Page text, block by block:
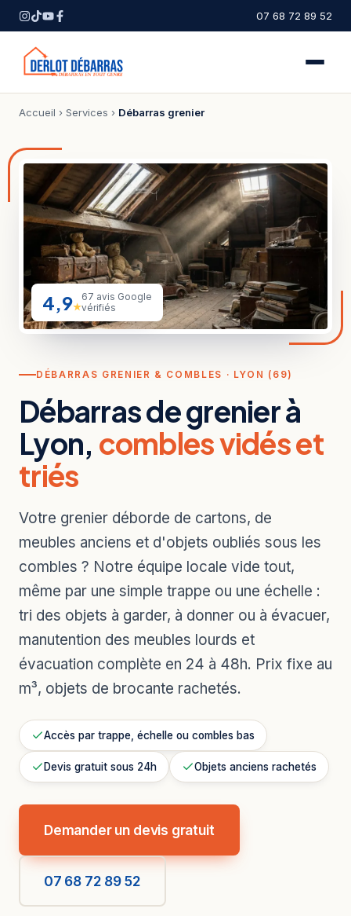
07 68 72 89 52
Accueil › Services › Débarras grenier
DÉBARRAS GRENIER & COMBLES · LYON (69)
Débarras de grenier à
Lyon, combles vidés et
triés
Votre grenier déborde de cartons, de
meubles anciens et d'objets oubliés sous les
combles ? Notre équipe locale vide tout,
même par une simple trappe ou une échelle :
tri des objets à garder, à donner ou à évacuer,
manutention des meubles lourds et
évacuation complète en 24 à 48h. Prix fixe au
m³, objets de brocante rachetés.
Accès par trappe, échelle ou combles bas
Devis gratuit sous 24h Objets anciens rachetés
Demander un devis gratuit
07 68 72 89 52
4,9★
67 avis Google
vérifiés